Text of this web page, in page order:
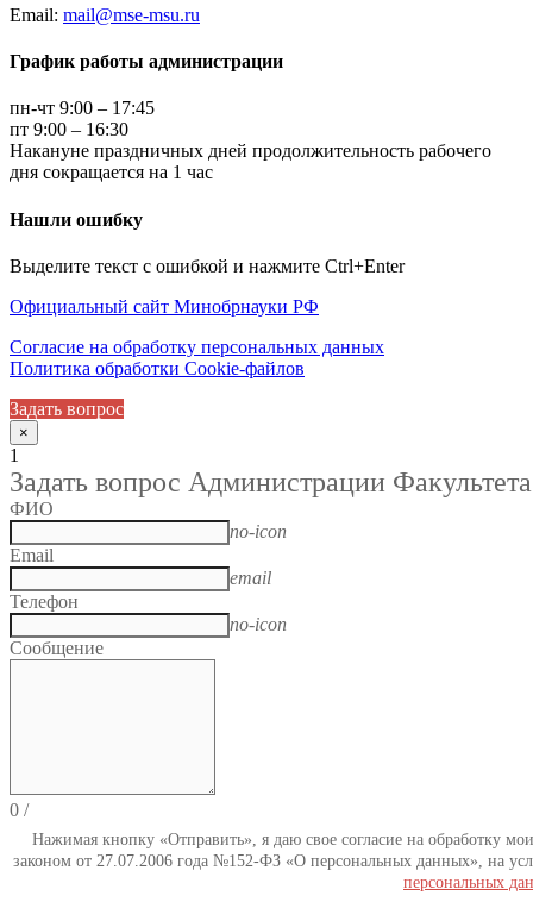
Email: mail@mse-msu.ru
График работы администрации
пн-чт 9:00 – 17:45
пт 9:00 – 16:30
Накануне праздничных дней продолжительность рабочего
дня сокращается на 1 час
Нашли ошибку
Выделите текст с ошибкой и нажмите Ctrl+Enter
Официальный сайт Минобрнауки РФ
Согласие на обработку персональных данных
Политика обработки Cookie-файлов
Задать вопрос
×
1
Задать вопрос Администрации Факультета
ФИО
no-icon
Email
email
Телефон
no-icon
Сообщение
0 /
Нажимая кнопку «Отправить», я даю свое согласие на обработку
законом от 27.07.2006 года №152-ФЗ «О персональных данных», на
персональных